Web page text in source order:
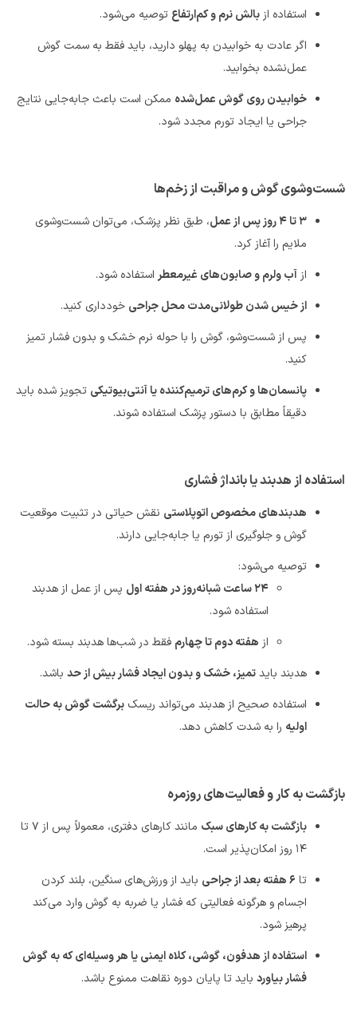
استفاده از بالش نرم و کم‌ارتفاع توصیه می‌شود.
اگر عادت به خوابیدن به پهلو دارید، باید فقط به سمت گوش
عمل‌نشده بخوابید.
خوابیدن روی گوش عمل‌شده ممکن است باعث جابه‌جایی نتایج
جراحی یا ایجاد تورم مجدد شود.
شست‌وشوی گوش و مراقبت از زخم‌ها
۳تا۴روز پس از عمل، طبق نظر پزشک، می‌توان شست‌وشوی
ملایم را آغاز کرد.
از آب ولرم و صابون‌های غیرمعطر استفاده شود.
از خیس شدن طولانی‌مدت محل جراحی خودداری کنید.
پس از شست‌وشو، گوش را با حوله نرم خشک و بدون فشار تمیز
کنید.
پانسمان‌ها و کرم‌های ترمیم‌کننده یا آنتی‌بیوتیکی تجویز شده باید
دقیقاً مطابق با دستور پزشک استفاده شوند.
استفاده از هدبند یا بانداژ فشاری
هدبندهای مخصوص اتوپلاستی نقش حیاتی در تثبیت موقعیت
گوش و جلوگیری از تورم یا جابه‌جایی دارند.
توصیه می‌شود:
۲۴ساعت شبانه‌روز در هفته اول پس از عمل از هدبند
استفاده شود.
از هفته دوم تا چهارم فقط در شب‌ها هدبند بسته شود.
هدبند بایدتمیز، خشک و بدون ایجاد فشار بیش از حد باشد.
استفاده صحیح از هدبند می‌تواند ریسک برگشت گوش به حالت
اولیه را به شدت کاهش دهد.
بازگشت به کار و فعالیت‌های روزمره
بازگشت به کارهای سبک مانند کارهای دفتری، معمولاً پس از ۷تا
۱۴ روز امکان‌پذیر است.
تا ۶هفته بعد از جراحی باید از ورزش‌های سنگین، بلند کردن
اجسام و هرگونه فعالیتی که فشار یا ضربه به گوش وارد می‌کند
پرهیز شود.
استفاده از هدفون، گوشی، کلاه ایمنی یا هر وسیله‌ای که به گوش
فشار بیاورد باید تا پایان دوره نقاهت ممنوع باشد.